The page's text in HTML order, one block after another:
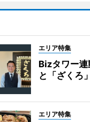
エリア特集
Bizタワー
と「ざくろ
エリア特集